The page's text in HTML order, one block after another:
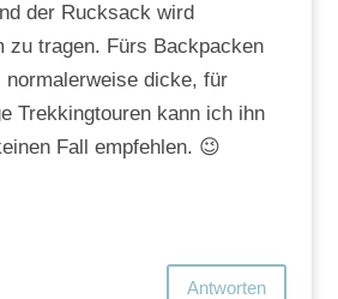
der Rucksack wird
zu tragen. Fürs Backpacken
normalerweise dicke, für
Trekkingtouren kann ich ihn
Fall empfehlen. 😉
Antworten